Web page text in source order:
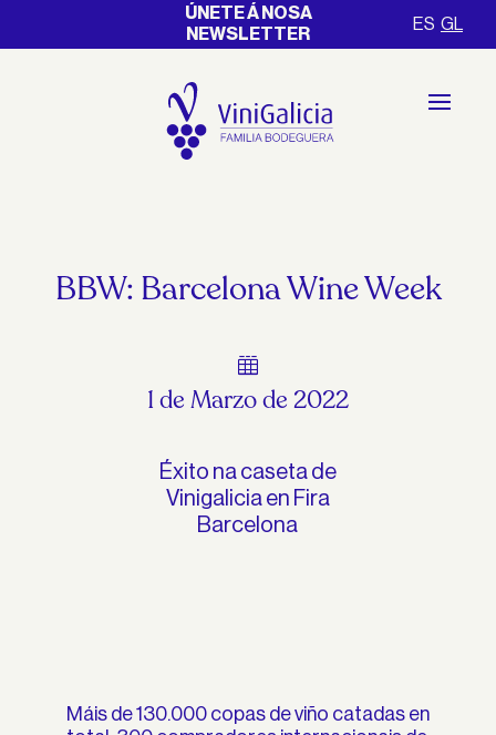
ÚNETE Á NOSA
NEWSLETTER
ES GL
BBW: Barcelona Wine Week

1 de Marzo de 2022
Éxito na caseta de
Vinigalicia en Fira
Barcelona
Máis de 130.000 copas de viño catadas en